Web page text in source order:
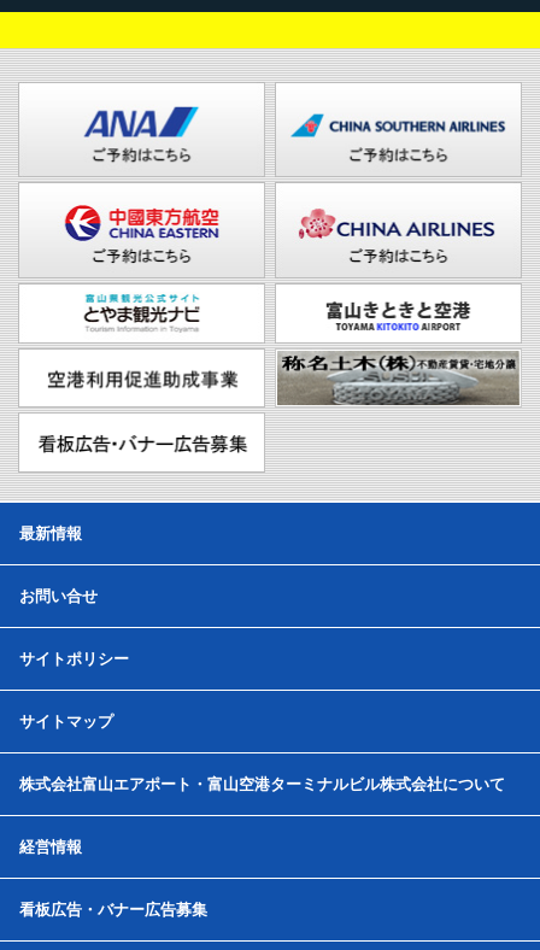
最新情報
お問い合せ
サイトポリシー
サイトマップ
株式会社富山エアポート・富山空港ターミナルビル株式会社について
経営情報
看板広告・バナー広告募集